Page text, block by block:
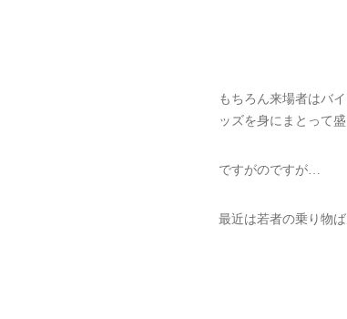
もちろん来場者はバ
ッズを身にまとって
ですがのですが…
最近は若者の乗り物